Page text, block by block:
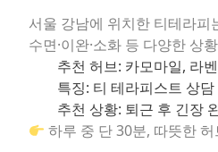
서울 강남에 위치한 티테라
수면·이완·소화 등 다양한 상
추천 허브: 카모마일, 라
특징: 티 테라피스트 상
추천 상황: 퇴근 후 긴장
하루 중 단 30분, 따뜻한